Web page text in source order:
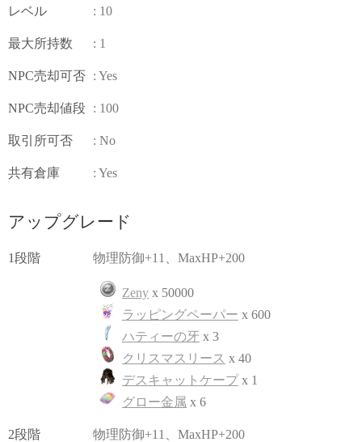
レベル : 10
最大所持数 : 1
NPC売却可否 : Yes
NPC売却値段 : 100
取引所可否 : No
共有倉庫 : Yes
アップグレード
1段階 物理防御+11、MaxHP+200
Zeny x 50000
ラッピングペーパー x 600
ハティーの牙 x 3
クリスマスリース x 40
デスキャットケープx 1
グロー金属 x 6
2段階 物理防御+11、MaxHP+200